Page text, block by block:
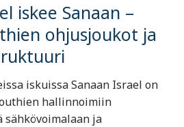
iskee Sanaan –
ohjusjoukot ja
iskuissa Sanaan Israel on
hallinnoimiin
ja